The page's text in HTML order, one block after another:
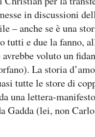
in discussioni
– anche se è una
tutti e due la fanno,
voluto un
La storia
tutte le store di
una lettera-
Gadda (lei, non